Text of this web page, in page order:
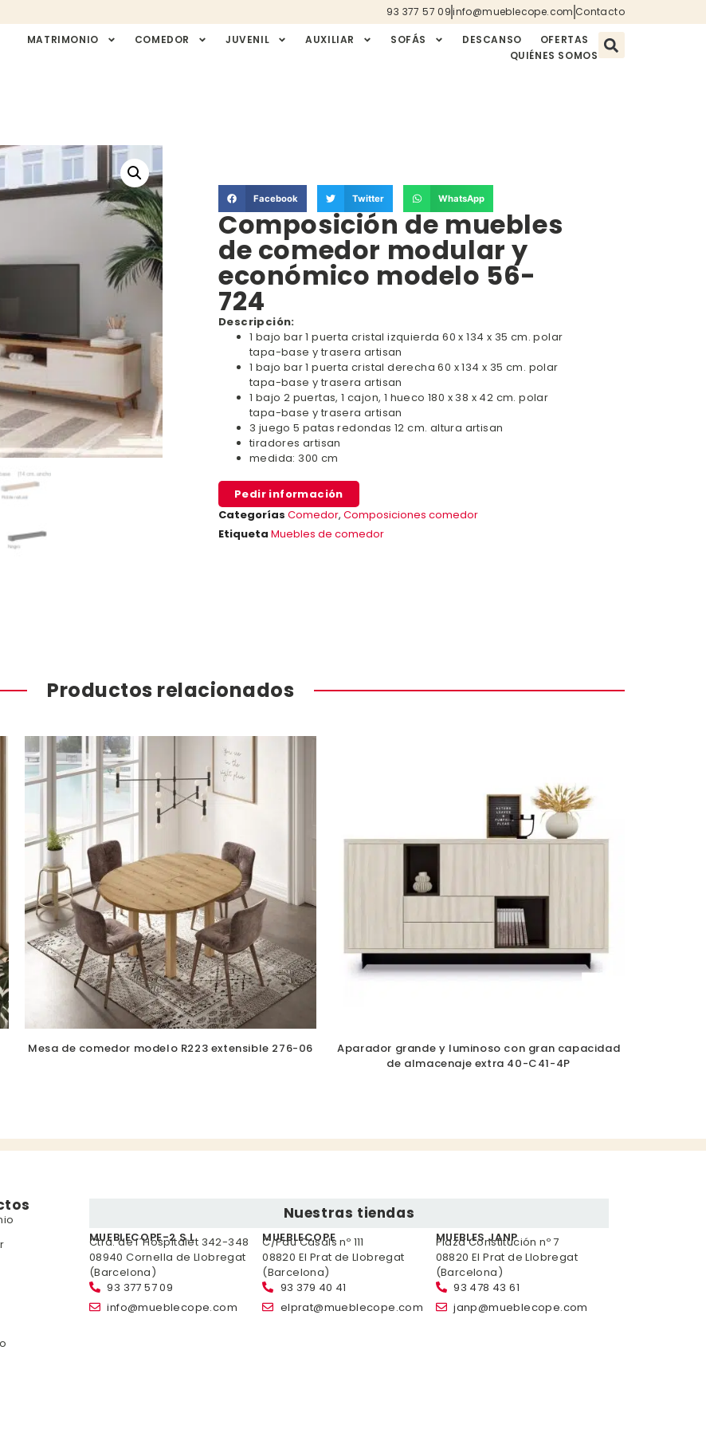
93 377 57 09info@mueblecope.com Contacto
MATRIMONIO COMEDOR JUVENIL AUXILIAR SOFÁS DESCANSO
OFERTAS
QUIÉNES SOMOS
Facebook Twitter WhatsApp
Composición de muebles
de comedor modular y
económico modelo 56-
724
Descripción:
1 bajo bar 1 puerta cristal izquierda 60 x 134 x 35 cm. polar
tapa-base y trasera artisan
1 bajo bar 1 puerta cristal derecha 60 x 134 x 35 cm. polar
tapa-base y trasera artisan
1 bajo 2 puertas, 1 cajon, 1 hueco 180 x 38 x 42 cm. polar
tapa-base y trasera artisan
3 juego 5 patas redondas 12 cm. altura artisan
tiradores artisan
medida: 300 cm
Pedir información
Categorías Comedor, Composiciones comedor
Etiqueta Muebles de comedor
Productos relacionados
Mesa de comedor modelo R223 extensible 276-06
Aparador grande y luminoso con gran capacidad
de almacenaje extra 40-C41-4P
Nuestras tiendas
MUEBLECOPE-2 S.L.
Ctra. de l´Hospitalet 342-348
08940 Cornella de Llobregat
(Barcelona)
93 377 57 09
info@mueblecope.com
MUEBLECOPE
C/Pau Casals nº 111
08820 El Prat de Llobregat
(Barcelona)
93 379 40 41
elprat@mueblecope.com
MUEBLES JANP
Plaza Constitución nº 7
08820 El Prat de Llobregat
(Barcelona)
93 478 43 61
janp@mueblecope.com